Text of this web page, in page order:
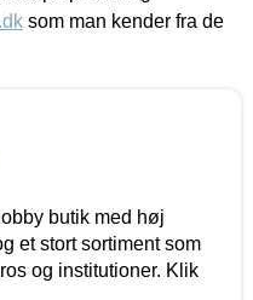
som man kender fra de
butik med høj
et stort sortiment som
og institutioner. Klik